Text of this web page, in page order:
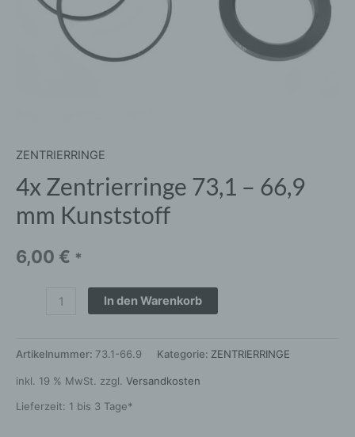
ZENTRIERRINGE
4x Zentrierringe 73,1 – 66,9
mm Kunststoff
6,00 € *
In den Warenkorb
Artikelnummer: 73.1-66.9 Kategorie: ZENTRIERRINGE
inkl. 19 % MwSt. zzgl. Versandkosten
Lieferzeit: 1 bis 3 Tage*